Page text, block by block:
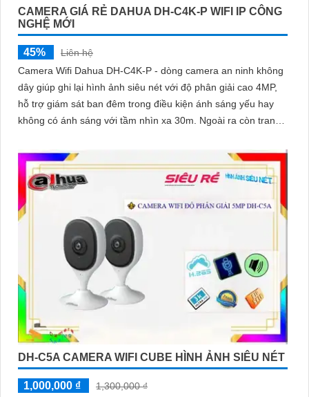
CAMERA GIÁ RẺ DAHUA DH-C4K-P WIFI IP CÔNG
NGHỆ MỚI
45%
Liên hệ
Camera Wifi Dahua DH-C4K-P - dòng camera an ninh không
dây giúp ghi lại hình ảnh siêu nét với độ phân giải cao 4MP,
hỗ trợ giám sát ban đêm trong điều kiện ánh sáng yếu hay
không có ánh sáng với tầm nhìn xa 30m. Ngoài ra còn trang
xácCamera quan sát đặc biệt với lưu trữ dữ liệu tại chỗ qua
khe cắm thẻ nhớ Micro SD, IP không dây, tích hợp chức năng
chống cảnh báo chuyển động giả bằng motion detection và
nhận dạng người
DH-C5A CAMERA WIFI CUBE HÌNH ẢNH SIÊU NÉT
1,000,000 ₫
1,300,000 ₫